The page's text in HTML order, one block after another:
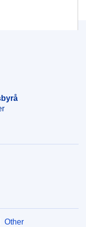
Other